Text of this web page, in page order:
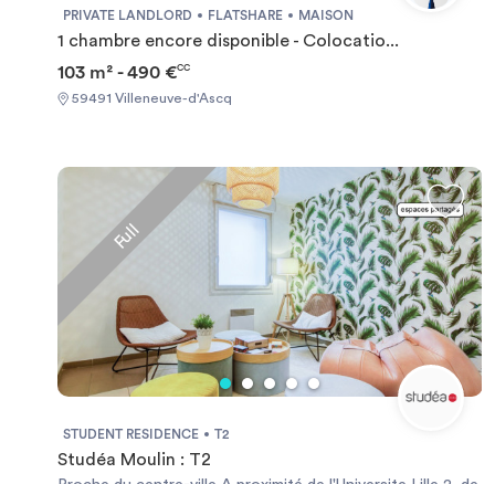
PRIVATE LANDLORD FLATSHARE MAISON
1 chambre encore disponible - Colocatio...
103 m² - 490 €CC
59491 Villeneuve-d'Ascq
Full
STUDENT RESIDENCE T2
Studéa Moulin : T2